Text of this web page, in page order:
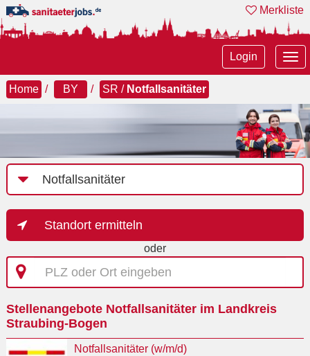
Merkliste
Login
Home BY SR / Notfallsanitäter
Job-
Kategorie
Standort ermitteln
oder
PLZ
oder
eingeben
Stellenangebote Notfallsanitäter im Landkreis
Straubing-Bogen
Notfallsanitäter (w/m/d)